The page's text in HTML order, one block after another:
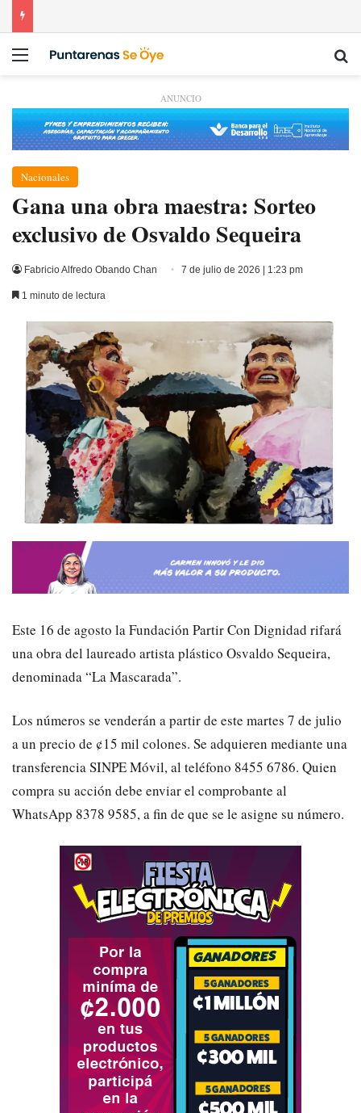
Menú
ANUNCIO
Nacionales
Gana una obra maestra: Sorteo
exclusivo de Osvaldo Sequeira
Fabricio Alfredo Obando Chan 7 de julio de 2026 | 1:23 pm
1 minuto de lectura
Este 16 de agosto la Fundación Partir Con Dignidad rifará
una obra del laureado artista plástico Osvaldo Sequeira,
denominada “La Mascarada”.
Los números se venderán a partir de este martes 7 de julio
a un precio de ¢15 mil colones. Se adquieren mediante una
transferencia SINPE Móvil, al teléfono 8455 6786. Quien
compra su acción debe enviar el comprobante al
WhatsApp 8378 9585, a fin de que se le asigne su número.